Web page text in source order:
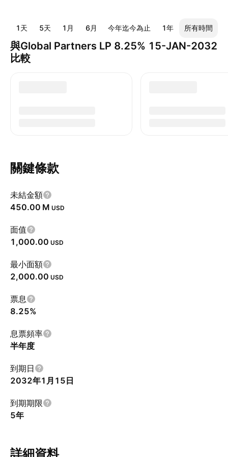
1天 5天 1月 6月 今年迄今為止 1年 所有時間
與Global Partners LP 8.25% 15-JAN-2032
比較
關鍵條款
未結金額
‪450.00 M‬ USD
面值
1,000.00 USD
最小面額
2,000.00 USD
票息
8.25%
息票頻率
半年度
到期日
2032年1月15日
到期期限
5年
詳細資料